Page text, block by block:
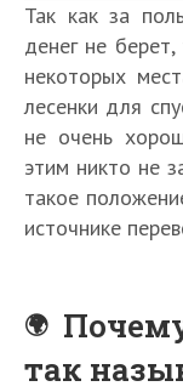
Так как за
денег не
некоторых
лесенки для
не очень
этим никто не
такое
источнике
так